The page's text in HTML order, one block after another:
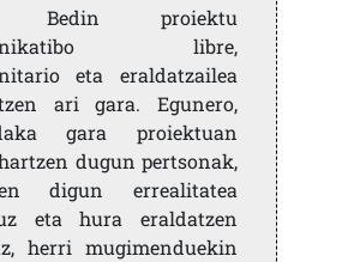
Bedin proiektu
libre,
eta eraldatzailea
ari gara. Egunero,
gara proiektuan
dugun pertsonak,
digun errealitatea
eta hura eraldatzen
herri mugimenduekin